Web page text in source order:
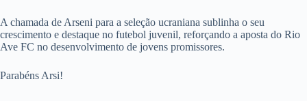
A chamada de Arseni para a seleção ucraniana sublinha o seu
crescimento e destaque no futebol juvenil, reforçando a aposta do Rio
Ave FC no desenvolvimento de jovens promissores.
Parabéns Arsi!